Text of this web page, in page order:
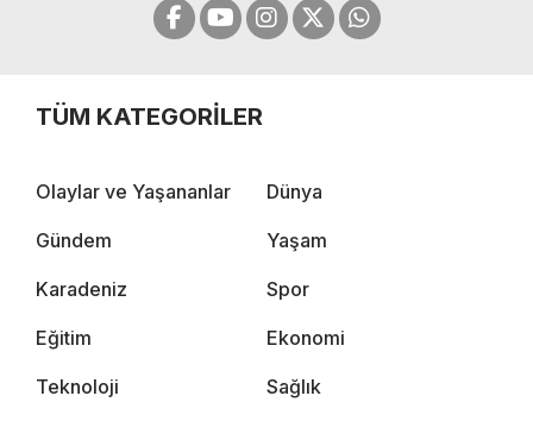
TÜM KATEGORİLER
Olaylar ve Yaşananlar Dünya
Gündem Yaşam
Karadeniz Spor
Eğitim Ekonomi
Teknoloji Sağlık